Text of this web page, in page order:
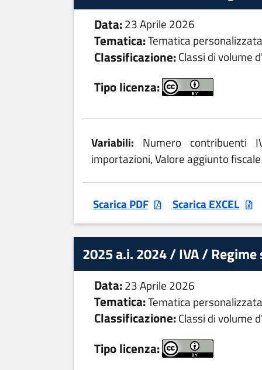
Data:23 Aprile 2026
Tematica:Tematica personalizzata
Classificazione:Classi di volume
Tipo licenza:
Variabili: Numero contribuenti
importazioni, Valore aggiunto fiscale
Scarica PDF Scarica EXCEL
2025 a.i. 2024 / IVA / Regime
Data:23 Aprile 2026
Tematica:Tematica personalizzata
Classificazione:Classi di volume
Tipo licenza: